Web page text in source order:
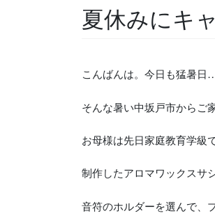
夏休みにキ
こんばんは。今日も猛暑日
そんな暑い中坂戸市からご
お母様は先日家庭教育学級
制作したアロマワックスサ
音符のホルダーを選んで、